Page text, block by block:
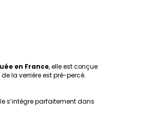
en France, elle est conçue
la verrière est pré-percé.
s’intègre parfaitement dans